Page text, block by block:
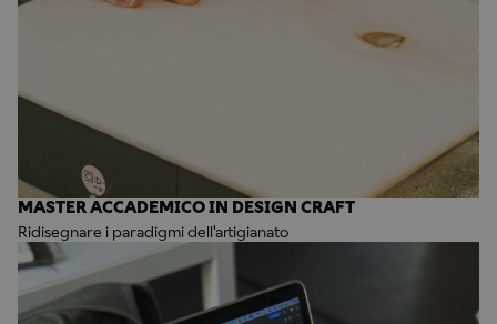
MASTER ACCADEMICO IN DESIGN CRAFT
Ridisegnare i paradigmi dell'artigianato